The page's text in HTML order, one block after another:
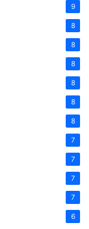
9
8
8
8
8
8
8
7
7
7
7
6